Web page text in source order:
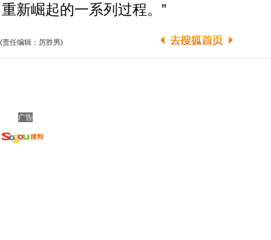
重新崛起的一系列过程。”
(责任编辑：厉胜男)
广告